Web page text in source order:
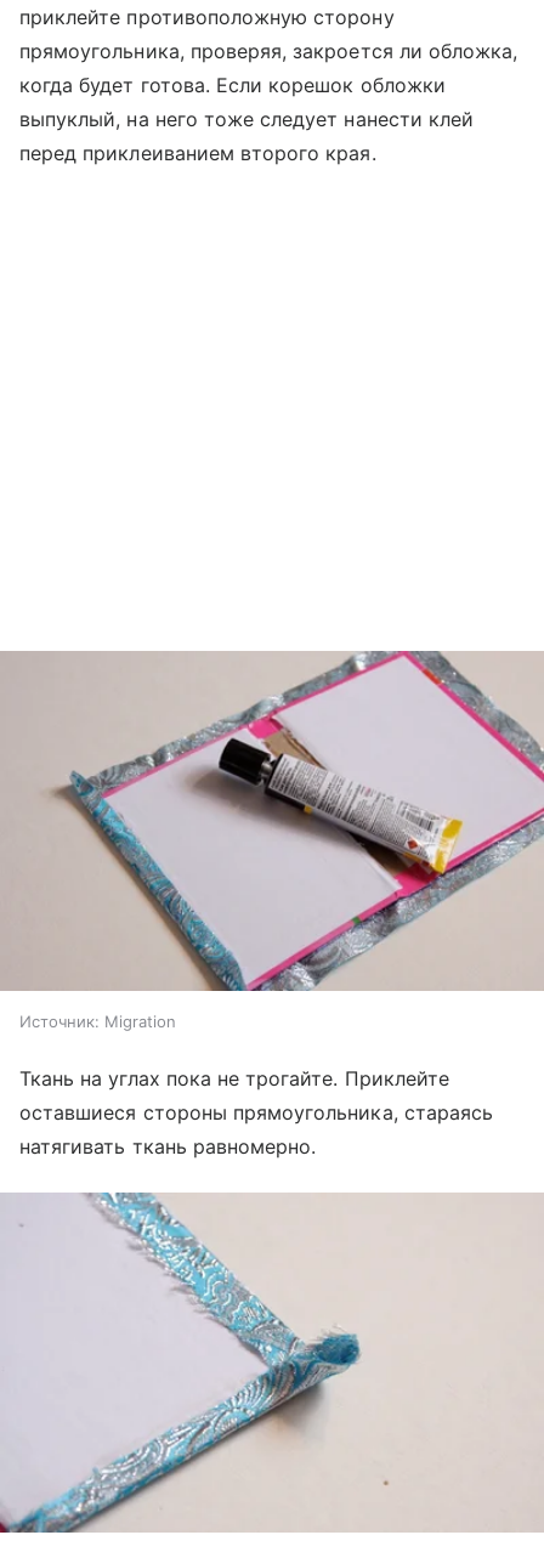
приклейте противоположную сторону
прямоугольника, проверяя, закроется ли обложка,
когда будет готова. Если корешок обложки
выпуклый, на него тоже следует нанести клей
перед приклеиванием второго края.
Источник: Migration
Ткань на углах пока не трогайте. Приклейте
оставшиеся стороны прямоугольника, стараясь
натягивать ткань равномерно.